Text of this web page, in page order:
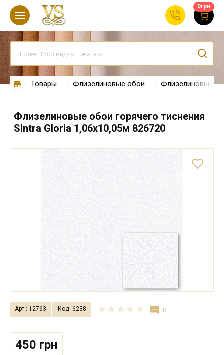
0грн
Товары Флизелиновые обои Флизелиновые
Флизелиновые обои горячего тиснения
Sintra Gloria 1,06x10,05м 826720
Арт.: 12763 Код: 6238 0
450 грн